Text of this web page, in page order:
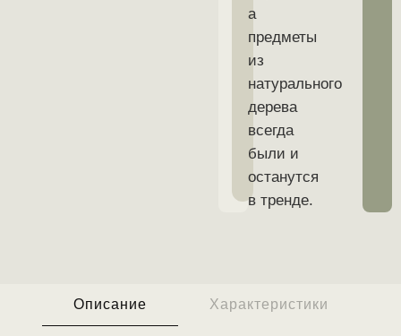
а
предметы
из
натурального
дерева
всегда
были и
останутся
в тренде.
Описание Характеристики